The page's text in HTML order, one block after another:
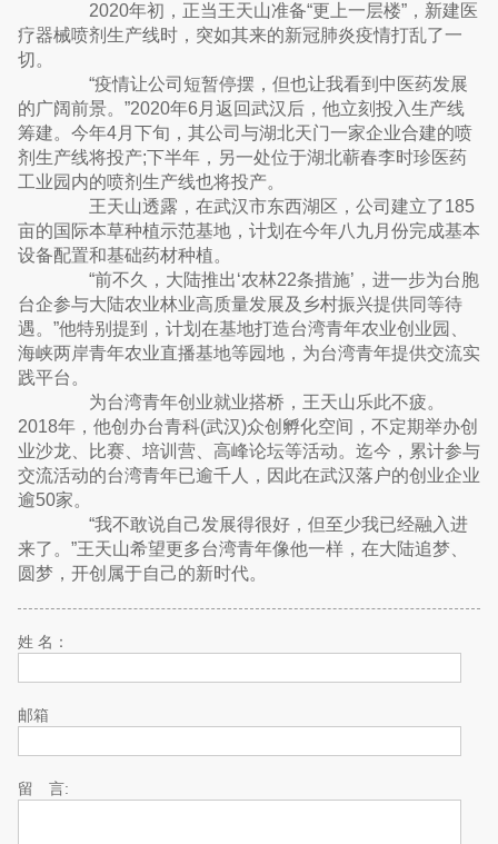
2020年初，正当王天山准备“更上一层楼”，新建医
疗器械喷剂生产线时，突如其来的新冠肺炎疫情打乱了一
切。
“疫情让公司短暂停摆，但也让我看到中医药发展
的广阔前景。”2020年6月返回武汉后，他立刻投入生产线
筹建。今年4月下旬，其公司与湖北天门一家企业合建的喷
剂生产线将投产;下半年，另一处位于湖北蕲春李时珍医药
工业园内的喷剂生产线也将投产。
王天山透露，在武汉市东西湖区，公司建立了185
亩的国际本草种植示范基地，计划在今年八九月份完成基本
设备配置和基础药材种植。
“前不久，大陆推出‘农林22条措施’，进一步为台胞
台企参与大陆农业林业高质量发展及乡村振兴提供同等待
遇。”他特别提到，计划在基地打造台湾青年农业创业园、
海峡两岸青年农业直播基地等园地，为台湾青年提供交流实
践平台。
为台湾青年创业就业搭桥，王天山乐此不疲。
2018年，他创办台青科(武汉)众创孵化空间，不定期举办创
业沙龙、比赛、培训营、高峰论坛等活动。迄今，累计参与
交流活动的台湾青年已逾千人，因此在武汉落户的创业企业
逾50家。
“我不敢说自己发展得很好，但至少我已经融入进
来了。”王天山希望更多台湾青年像他一样，在大陆追梦、
圆梦，开创属于自己的新时代。
姓 名：
邮箱
留 言: